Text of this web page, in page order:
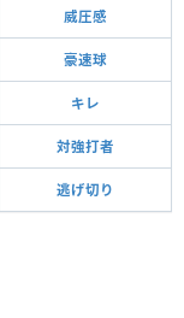
威圧感
豪速球
キレ
対強打者
逃げ切り